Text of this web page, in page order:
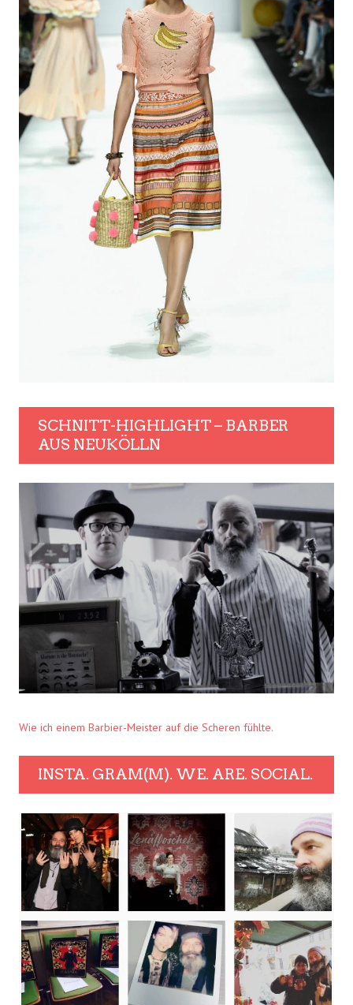
SCHNITT-HIGHLIGHT – BARBER
AUS NEUKÖLLN
Wie ich einem Barbier-Meister auf die Scheren fühlte.
INSTA. GRAM(M). WE. ARE. SOCIAL.